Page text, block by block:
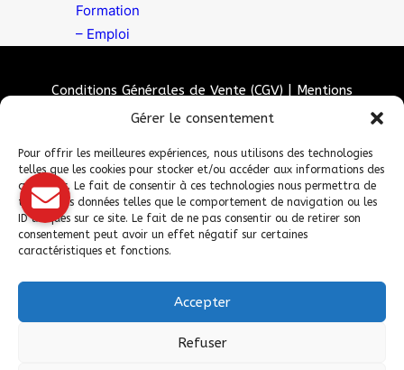
Gérer le consentement
Pour offrir les meilleures expériences, nous utilisons des technologies
telles que les cookies pour stocker et/ou accéder aux informations des
appareils. Le fait de consentir à ces technologies nous permettra de
traiter des données telles que le comportement de navigation ou les
ID uniques sur ce site. Le fait de ne pas consentir ou de retirer son
consentement peut avoir un effet négatif sur certaines
caractéristiques et fonctions.
Accepter
Refuser
Formation
– Emploi
Conditions Générales de Vente (CGV)
Mentions
Politique de confidentialité
Tous droits réservés.